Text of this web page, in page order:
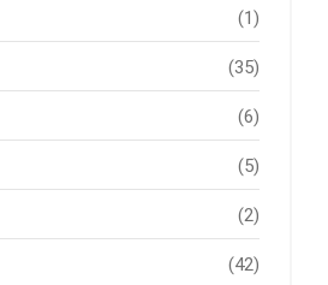
(1)
(35)
(6)
(5)
(2)
(42)